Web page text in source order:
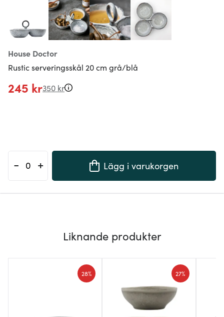
House Doctor
Rustic serveringsskål 20 cm grå/blå
245 kr350 kr
- + Lägg i varukorgen
Liknande produkter
28% 27%